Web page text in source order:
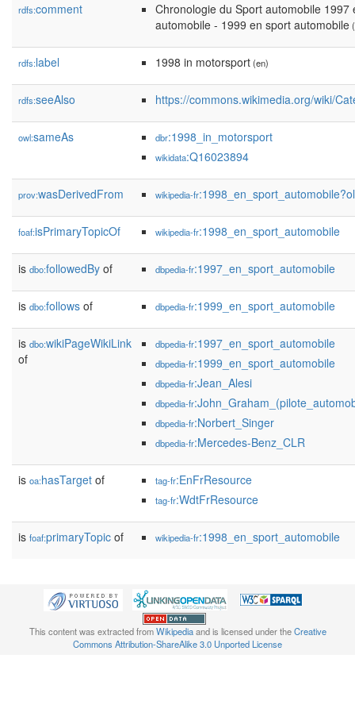
rdfs:comment
Chronologie du Sport automobile
automobile - 1999 en sport automobile
rdfs:label 1998 in motorsport(en)
rdfs:seeAlso https://commons.wikimedia.org/wiki/
owl:sameAs dbr:1998_in_motorsport
wikidata:Q16023894
prov:wasDerivedFrom wikipedia-fr
foaf:isPrimaryTopicOf wikipedia-fr:1998_en_sport_automobile
is dbo:followedBy of dbpedia-fr:1997_en_sport_automobile
is dbo:follows of dbpedia-fr:1999_en_sport_automobile
is dbo:wikiPageWikiLink
of
dbpedia-fr:1997_en_sport_automobile
dbpedia-fr:1999_en_sport_automobile
dbpedia-fr:Jean_Alesi
dbpedia-fr
dbpedia-fr:Norbert_Singer
dbpedia-fr:Mercedes-Benz_CLR
is oa:hasTarget of tag-fr:EnFrResource
tag-fr:WdtFrResource
is foaf:primaryTopic of wikipedia-fr:1998_en_sport_automobile
This content was extracted fromWikipediaand is licensed under theCreative
Commons Attribution-ShareAlike 3.0 Unported License